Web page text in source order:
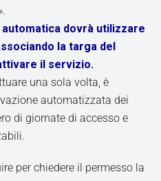
dovrà utilizzare
la targa del
il servizio.
una sola volta, è
automatizzata dei
di giornate di accesso e
per chiedere il permesso la